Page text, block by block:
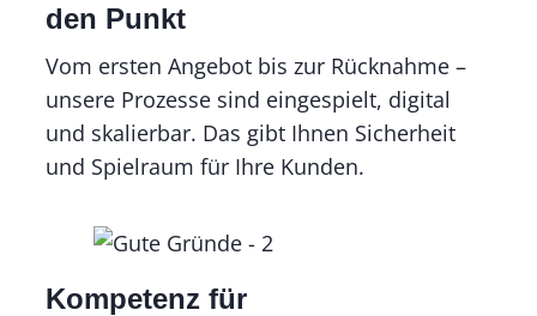
den Punkt
Vom ersten Angebot bis zur Rücknahme –
unsere Prozesse sind eingespielt, digital
und skalierbar. Das gibt Ihnen Sicherheit
und Spielraum für Ihre Kunden.
Kompetenz für